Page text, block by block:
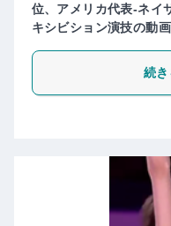
位、アメリカ代表-ネイ
キシビション演技の動画
続